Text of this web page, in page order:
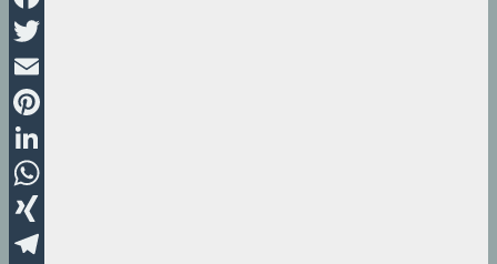
Facebook
Twitter
Email
Pinterest
LinkedIn
WhatsApp
XING